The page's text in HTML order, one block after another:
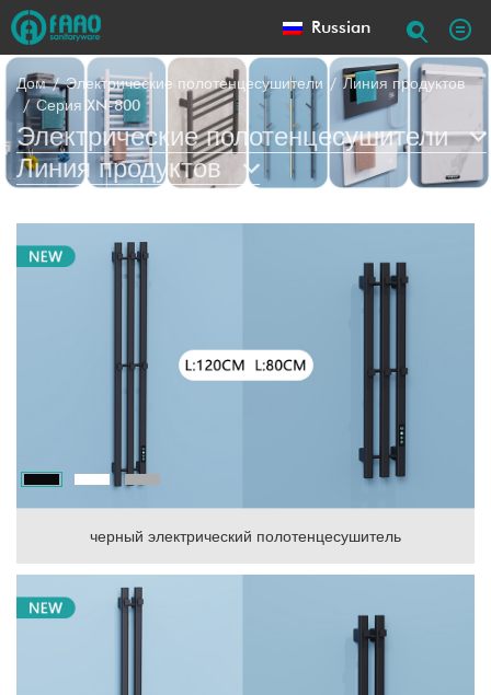
Russian
Дом Электрические полотенцесушители
Линия продуктов
Серия XN-800
Электрические полотенцесушители
Линия продуктов
черный электрический полотенцесушитель